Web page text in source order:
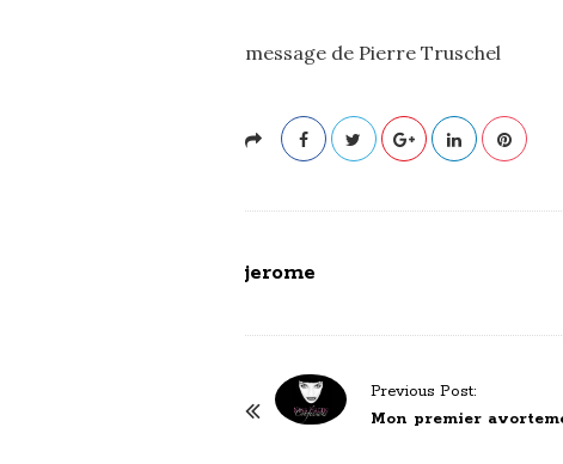
message de Pierre Truschel
jerome
Previous Post:
Mon premier